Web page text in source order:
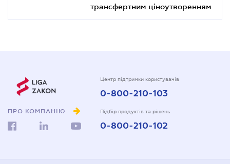
трансфертним ціноутворенням
ПРО КОМПАНІЮ
Центр підтримки користувачів
0-800-210-103
Підбір продуктів та рішень
0-800-210-102